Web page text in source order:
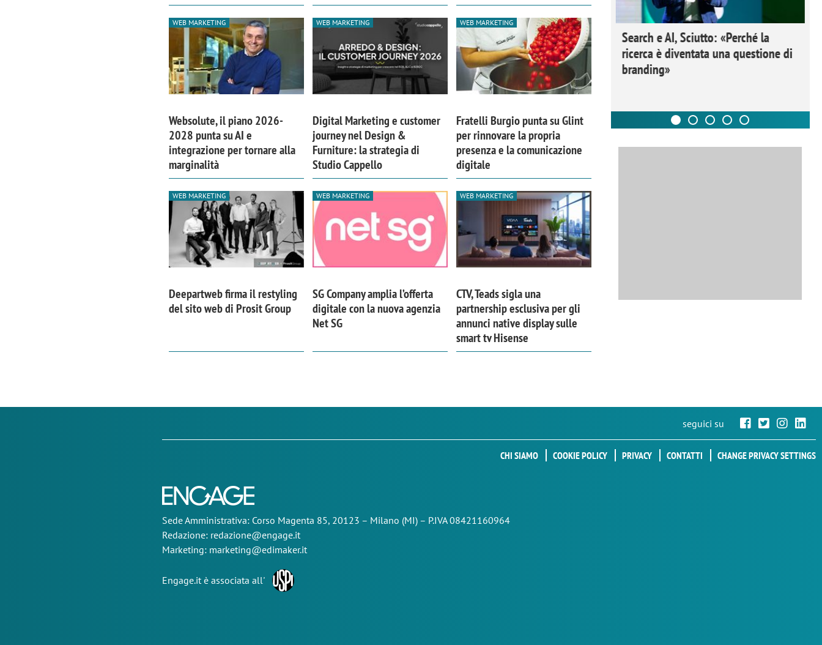
WEB MARKETING
Websolute, il piano 2026-
2028 punta su AI e
integrazione per tornare alla
marginalità
WEB MARKETING
Digital Marketing e customer
journey nel Design &
Furniture: la strategia di
Studio Cappello
WEB MARKETING
Fratelli Burgio punta su Glint
per rinnovare la propria
presenza e la comunicazione
digitale
WEB MARKETING
Deepartweb firma il restyling
del sito web di Prosit Group
WEB MARKETING
SG Company amplia l’offerta
digitale con la nuova agenzia
Net SG
WEB MARKETING
CTV, Teads sigla una
partnership esclusiva per gli
annunci native display sulle
smart tv Hisense
comunicazione crea un brand food:
«Marketing e prodotto devono
Emanuele Viora di Deloitte Digital:
«La creatività resta centrale, l’AI deve
amplificare il talento»
Ricerche di mercato. Neri, Ipsos
Doxa: «Non basta più descrivere i
fenomeni: bisogna comprenderli e
tradurli in azioni»
Search e AI, Sciutto: «Perché la
ricerca è diventata una questione di
branding»
seguici su
CHI SIAMO COOKIE POLICY PRIVACY CONTATTI CHANGE PRIVACY SETTINGS
SedeAmministrativa: Corso Magenta 85, 20123 – Milano (MI) – P.IVA 08421160964
Redazione: redazione@engage.it
Marketing: marketing@edimaker.it
Engage.it è associata all'